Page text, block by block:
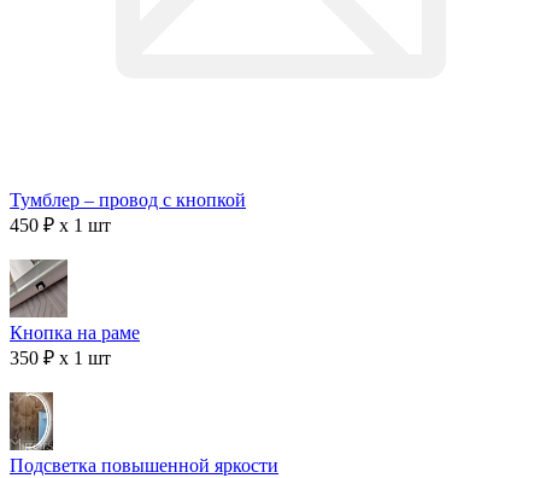
Тумблер – провод с кнопкой
450 ₽ x 1 шт
Кнопка на раме
350 ₽ x 1 шт
Подсветка повышенной яркости